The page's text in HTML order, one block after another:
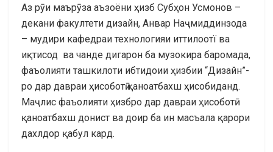
Аз рӯи маърӯза аъзоёни ҳизб Субҳон Усмонов –
декани факултети дизайн, Анвар Наҷмиддинзода
– мудири кафедраи технологияи иттилоотї ва
иқтисод ва чанде дигарон ба музокира баромада,
фаъолияти ташкилоти ибтидоии ҳизбии “Дизайн”-
ро дар давраи ҳисоботӣ қаноатбахш ҳисобиданд.
Маҷлис фаъолияти ҳизбро дар давраи ҳисоботӣ
қаноатбахш донист ва доир ба ин масъала қарори
дахлдор қабул кард.